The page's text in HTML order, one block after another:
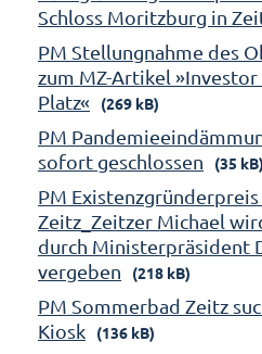
Schloss Moritzburg in
PM Stellungnahme des
zum MZ-Artikel
Platz«
(269 kB)
PM
sofort geschlossen
(35 kB)
PM
Zeitz_Zeitzer Michael
durch Ministerpräsident
vergeben
(218 kB)
PM Sommerbad Zeitz
Kiosk
(136 kB)